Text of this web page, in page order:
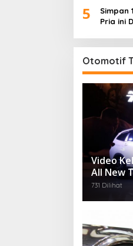
Desa)
5
Simpan
Pria ini
Otomotif
Video
All New
731 Dilihat